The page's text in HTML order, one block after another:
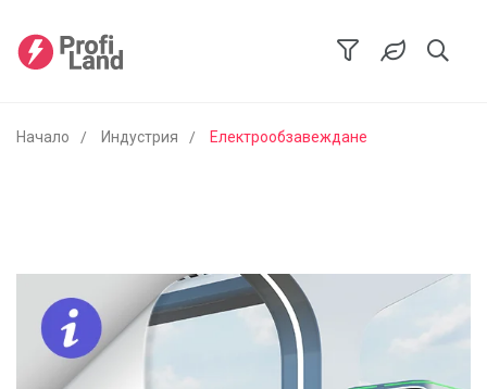
Начало Индустрия Електрообзавеждане